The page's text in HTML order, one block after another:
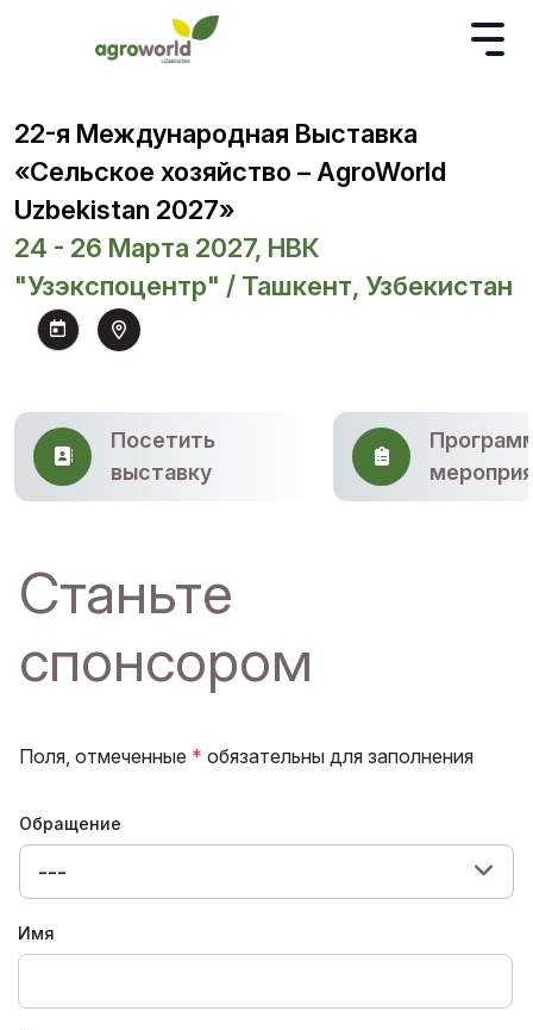
22-я Международная Выставка
«Сельское хозяйство – AgroWorld
Uzbekistan 2027»
24 - 26 Марта 2027, НВК
"Узэкспоцентр" / Ташкент, Узбекистан
Посетить
выставку
Станьте
спонсором
Поля, отмеченные * обязательны для заполнения
Обращение
---
Имя